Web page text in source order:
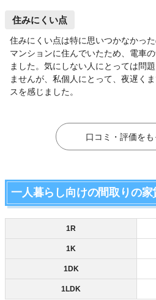
住みにくい点
住みにくい点は特に思いつかなかっ
マンションに住んでいたため、電車
ました。気にしない人にとっては問
ませんが、私個人にとって、夜遅く
スを感じました。
口コミ・評価をも
一人暮らし向けの間取りの家
1R
1K
1DK
1LDK